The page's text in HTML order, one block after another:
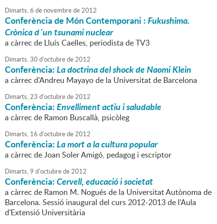
Dimarts,6 de novembrede2012
Conferència de Món Contemporani :Fukushima.
Crònica d´un tsunami nuclear
a càrrec de Lluís Caelles, periodista de TV3
Dimarts,30 d'octubrede2012
Conferència:La doctrina del shock de Naomi Klein
a càrrec d'Andreu Mayayo de la Universitat de Barcelona
Dimarts,23 d'octubrede2012
Conferència:Envelliment actiu i saludable
a càrrec de Ramon Buscallà, psicòleg
Dimarts, 16 d'octubrede2012
Conferència:La mort a la cultura popular
a càrrec de Joan Soler Amigó, pedagog i escriptor
Dimarts,9 d'octubrede2012
Conferència:Cervell, educació i societat
a càrrec de Ramon M. Nogués de la Universitat Autònoma de
Barcelona. Sessió inaugural del curs 2012-2013 de l'Aula
d'Extensió Universitària